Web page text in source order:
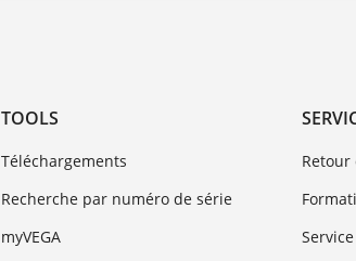
TOOLS
Téléchargements
Recherche par numéro de série
myVEGA